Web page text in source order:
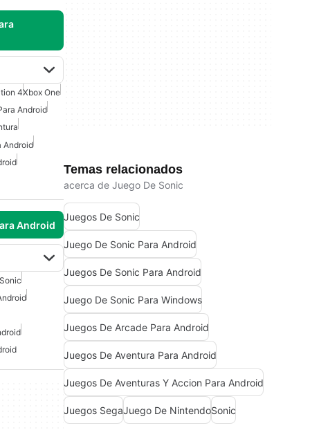
4Xbox One
Android
Android
Android
Temas relacionados
acerca de Juego De Sonic
Juegos De Sonic
Juego De Sonic Para Android
Juegos De Sonic Para Android
Juego De Sonic Para Windows
Juegos De Arcade Para Android
Juegos De Aventura Para Android
Juegos De Aventuras Y Accion Para Android
Juegos SegaJuego De NintendoSonic